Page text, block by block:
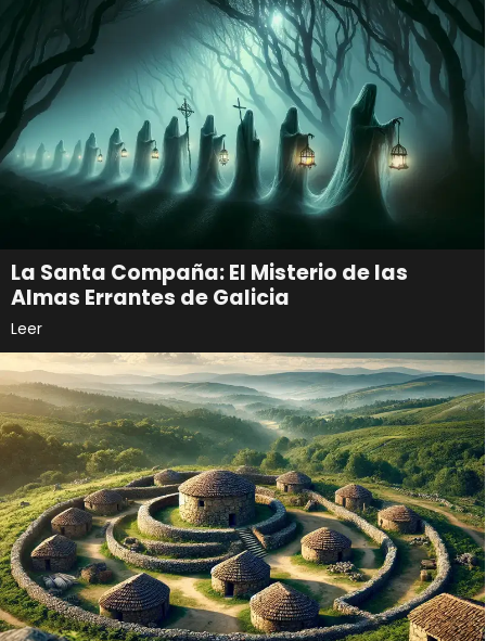
La Santa Compaña: El Misterio de las
Almas Errantes de Galicia
Leer